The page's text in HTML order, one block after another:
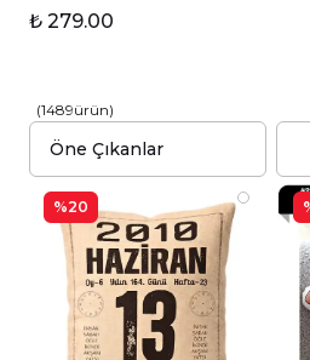
₺ 279.00
(1489ürün)
%20